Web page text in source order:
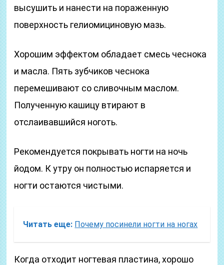
высушить и нанести на пораженную
поверхность гелиомициновую мазь.
Хорошим эффектом обладает смесь чеснока
и масла. Пять зубчиков чеснока
перемешивают со сливочным маслом.
Полученную кашицу втирают в
отслаивавшийся ноготь.
Рекомендуется покрывать ногти на ночь
йодом. К утру он полностью испаряется и
ногти остаются чистыми.
Читать еще: Почему посинели ногти на ногах
Когда отходит ногтевая пластина, хорошо